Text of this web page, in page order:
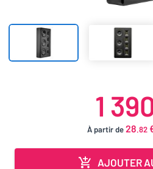
1
À partir de28.82
AJOUTER